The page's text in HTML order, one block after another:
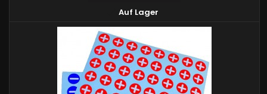
Auf Lager